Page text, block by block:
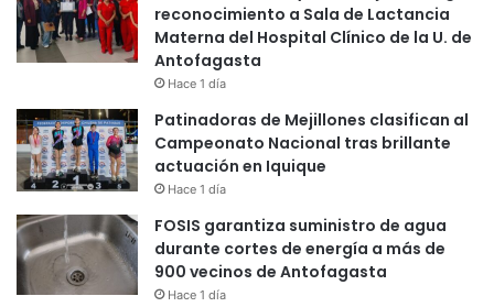
reconocimiento a Sala de Lactancia
Materna del Hospital Clínico de la U. de
Antofagasta
Hace 1 día
Patinadoras de Mejillones clasifican al
Campeonato Nacional tras brillante
actuación en Iquique
Hace 1 día
FOSIS garantiza suministro de agua
durante cortes de energía a más de
900 vecinos de Antofagasta
Hace 1 día